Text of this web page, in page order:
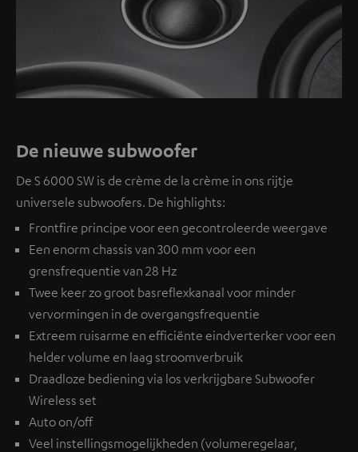
De nieuwe subwoofer
De S 6000 SW is de crème de la crème in ons rijtje
universele subwoofers. De highlights:
Frontfire principe voor een gecontroleerde weergave
Een enorm chassis van 300 mm voor een
grensfrequentie van 28 Hz
Twee keer zo groot basreflexkanaal voor minder
vervormingen in de overgangsfrequentie
Extreem ruisarme en efficiënte eindverterker voor een
helder volume en laag stroomverbruik
Draadloze bediening via los verkrijgbare Subwoofer
Wireless set
Auto on/off
Veel instellingsmogelijkheden (volumeregelaar,